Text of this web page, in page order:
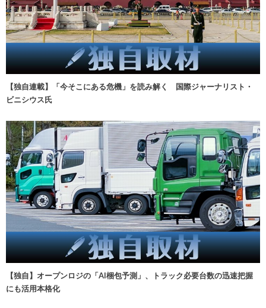
【独自連載】「今そこにある危機」を読み解く 国際ジャーナリスト・
ビニシウス氏
【独自】オープンロジの「AI梱包予測」、トラック必要台数の迅速把握
にも活用本格化